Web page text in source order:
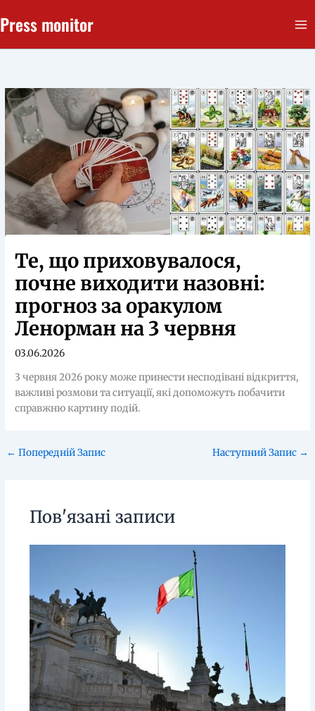
до
Press monitor
Те, що приховувалося,
почне виходити назовні:
прогноз за оракулом
Ленорман на 3 червня
03.06.2026
3 червня 2026 року може принести несподівані відкриття,
важливі розмови та ситуації, які допоможуть побачити
справжню картину подій.
← Попередній Запис Наступний Запис →
Пов'язані записи